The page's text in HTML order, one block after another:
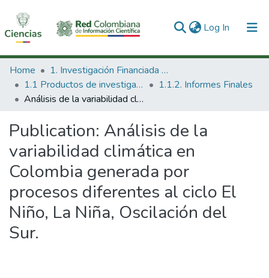
Log In (current)
Communities & Collections
All of DSpace
Home
1. Investigación Financiada con Recursos Públicos
1.1 Productos de investigación
1.1.2. Informes Finales
Análisis de la variabilidad climática en Colombia generada por procesos diferentes al ciclo El Niño, La Niña, Oscilación del Sur.
Publication: Análisis de la
variabilidad climática en
Colombia generada por
procesos diferentes al ciclo El
Niño, La Niña, Oscilación del
Sur.